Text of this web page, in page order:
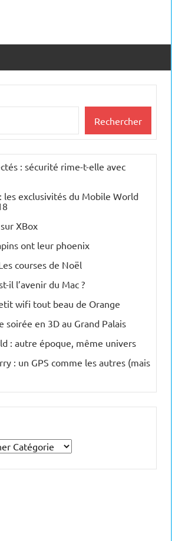
Rechercher
: sécurité rime-t-elle avec
les exclusivités du Mobile World
XBox
ont leur phoenix
courses de Noël
il l’avenir du Mac ?
wifi tout beau de Orange
soirée en 3D au Grand Palais
: autre époque, même univers
: un GPS comme les autres (mais